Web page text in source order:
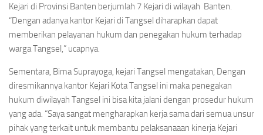
Kejari di Provinsi Banten berjumlah 7 Kejari di wilayah Banten.
“Dengan adanya kantor Kejari di Tangsel diharapkan dapat
memberikan pelayanan hukum dan penegakan hukum terhadap
warga Tangsel,” ucapnya.
Sementara, Bima Suprayoga, kejari Tangsel mengatakan, Dengan
diresmikannya kantor Kejari Kota Tangsel ini maka penegakan
hukum diwilayah Tangsel ini bisa kita jalani dengan prosedur hukum
yang ada. “Saya sangat mengharapkan kerja sama dari semua unsur
pihak yang terkait untuk membantu pelaksanaaan kinerja Kejari